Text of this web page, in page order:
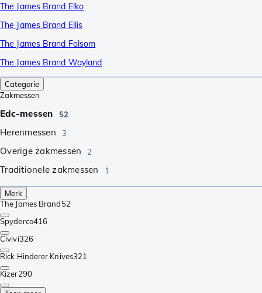
The James Brand Elko
The James Brand Ellis
The James Brand Folsom
The James Brand Wayland
Categorie
Zakmessen
Edc-messen 52
Herenmessen 3
Overige zakmessen 2
Traditionele zakmessen 1
Merk
The James Brand52
Spyderco416
Civivi326
Rick Hinderer Knives321
Kizer290